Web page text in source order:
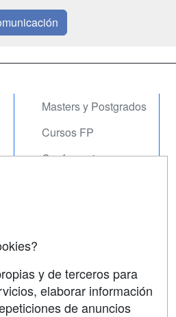
Masters y Postgrados
Cursos FP
Conferencias
y de terceros para
elaborar información
de anuncios